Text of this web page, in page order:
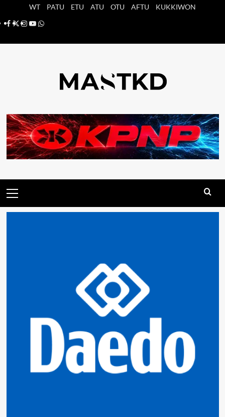
WT PATU ETU ATU OTU AFTU
KUKKIWON
Facebook
X Instagram
YouTube
Whatsapp
principal